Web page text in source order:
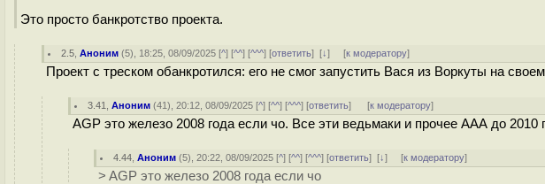
Это просто банкротство проекта.
2.5 ,Аноним (5), 18:25, 08/09/2025 [^] [^^] [^^^] [ответить][↓] [к модератору]
Проект с треском обанкротился: его не смог запустить Вася из Воркуты на
3.41 ,Аноним (41), 20:12, 08/09/2025 [^] [^^] [^^^] [ответить] [к модератору]
AGP это железо 2008 года если чо. Все эти ведьмаки и прочее ААА до 2010
4.44 ,Аноним (5), 20:22, 08/09/2025 [^] [^^] [^^^] [ответить][↓] [к модератору]
> AGP это железо 2008 года если чо